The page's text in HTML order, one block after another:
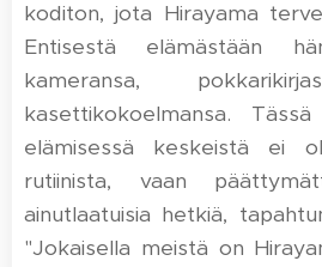
koditon, jota Hirayama
Entisestä elämästään
kameransa,
kasettikokoelmansa.
elämisessä keskeistä ei
rutiinista, vaan
ainutlaatuisia hetkiä,
"Jokaisella meistä on